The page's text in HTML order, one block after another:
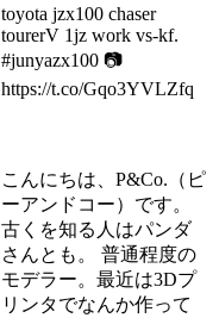
toyota jzx100 chaser
tourerV 1jz work vs-kf.
#junyazx100 📷
https://t.co/Gqo3YVLZfq
こんにちは、P&Co.（ピ
ーアンドコー）です。
古くを知る人はパンダ
さんとも。 普通程度の
モデラー。最近は3Dプ
リンタでなんか作って